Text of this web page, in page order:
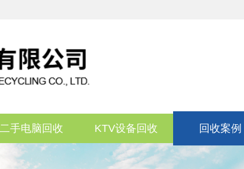
二手电脑回收 KTV设备回收 回收案例